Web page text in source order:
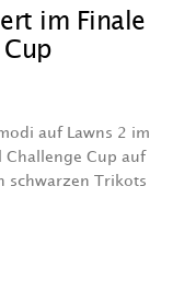
im Finale
auf Lawns 2 im
Cup auf
schwarzen Trikots